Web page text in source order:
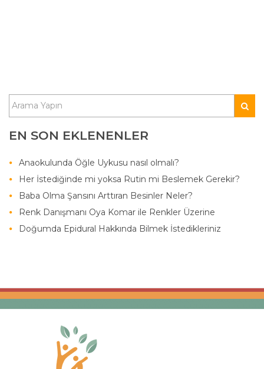
EN SON EKLENENLER
Anaokulunda Öğle Uykusu nasıl olmalı?
Her İstediğinde mi yoksa Rutin mi Beslemek Gerekir?
Baba Olma Şansını Arttıran Besinler Neler?
Renk Danışmanı Oya Komar ile Renkler Üzerine
Doğumda Epidural Hakkında Bilmek İstedikleriniz